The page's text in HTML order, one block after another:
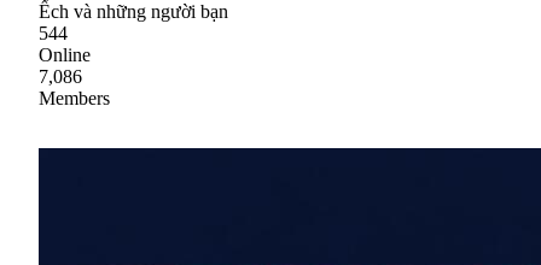
Ếch và những người bạn
544
Online
7,086
Members